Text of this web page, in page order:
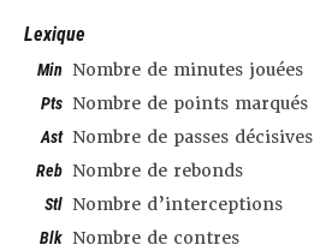
Lexique
Min Nombre de minutes jouées
Pts Nombre de points marqués
Ast Nombre de passes décisives
Reb Nombre de rebonds
Stl Nombre d’interceptions
Blk Nombre de contres